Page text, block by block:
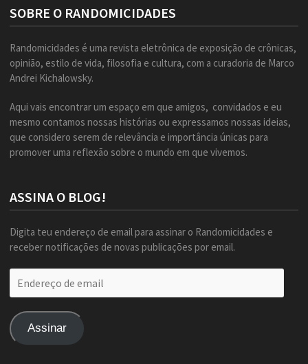
SOBRE O RANDOMICIDADES
Randomicidades é uma revista eletrônica de exposição de crônicas,
opinião, estilo de vida, filosofia e cultura, com a curadoria de Marco
Andrei Kichalowsky.
Aqui vais encontrar um espaço em que amigos, convidados e eu
mesmo contamos nossas histórias ou expressamos nossas ideias,
que considero serem de relevância e importância únicas para
promover uma reflexão sobre o mundo em que vivemos.
ASSINA O BLOG!
Digita teu endereço de email para assinar o Randomicidades e
receber notificações de novas publicações por email.
de
Assinar